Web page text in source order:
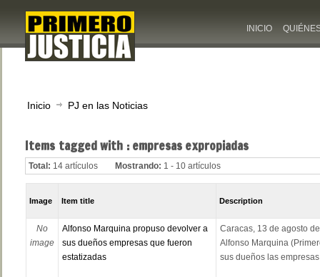
INICIO
Inicio PJ en las Noticias
Items tagged with : empresas expropiadas
Total: 14 artículos Mostrando: 1 - 10 artículos
Image Item title Description
No
image
Alfonso Marquina propuso devolver a
sus dueños empresas que fueron
estatizadas
Caracas, 13 de agosto
Alfonso Marquina
sus dueños las